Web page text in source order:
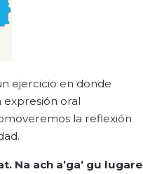
ejercicio en donde
oral
la reflexión
. Na ach a’ga’ gu